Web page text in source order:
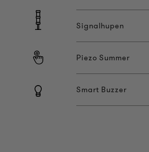
Signalhupen
Piezo Summer
Smart Buzzer